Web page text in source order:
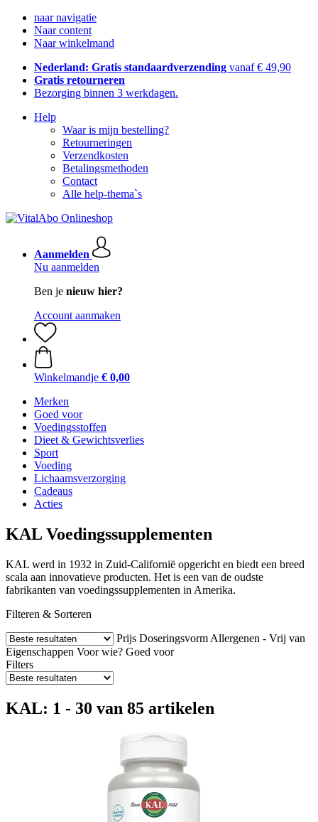
naar navigatie
Naar content
Naar winkelmand
Nederland: Gratis standaardverzending vanaf € 49,90
Gratis retourneren
Bezorging binnen 3 werkdagen.
Help
Waar is mijn bestelling?
Retourneringen
Verzendkosten
Betalingsmethoden
Contact
Alle help-thema`s
Aanmelden
Nu aanmelden
Ben je nieuw hier?
Account aanmaken
Winkelmandje € 0,00
Merken
Goed voor
Voedingsstoffen
Dieet & Gewichtsverlies
Sport
Voeding
Lichaamsverzorging
Cadeaus
Acties
KAL Voedingssupplementen
KAL werd in 1932 in Zuid-Californië opgericht en biedt een breed
scala aan innovatieve producten. Het is een van de oudste
fabrikanten van voedingssupplementen in Amerika.
Filteren & Sorteren
Prijs Doseringsvorm Allergenen - Vrij van
Eigenschappen Voor wie? Goed voor
Filters
KAL: 1 - 30 van 85 artikelen